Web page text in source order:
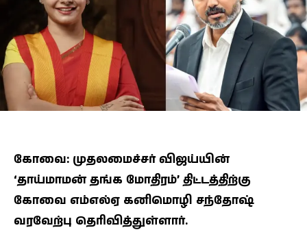
கோவை: முதலமைச்சர் விஜய்யின்
‘தாய்மாமன் தங்க மோதிரம்’ திட்டத்திற்கு
கோவை எம்எல்ஏ கனிமொழி சந்தோஷ்
வரவேற்பு தெரிவித்துள்ளார்.